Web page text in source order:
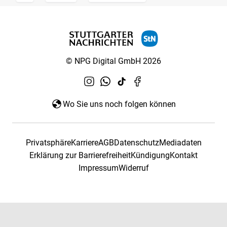
© NPG Digital GmbH 2026
Wo Sie uns noch folgen können
PrivatsphäreKarriereAGBDatenschutzMediadaten
Erklärung zur BarrierefreiheitKündigungKontakt
ImpressumWiderruf